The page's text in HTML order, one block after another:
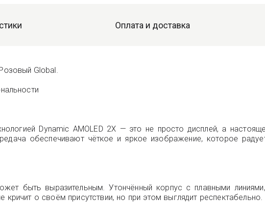
Оплата и доставка
Global.
Dynamic AMOLED 2X — это не просто дисплей, а
обеспечивают чёткое и яркое изображение, которое
быть выразительным. Утончённый корпус с плавными
о своём присутствии, но при этом выглядит